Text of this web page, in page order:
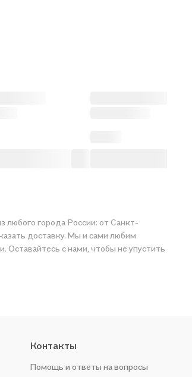
любого города России: от Санкт-
доставку. Мы и сами любим
Оставайтесь с нами, чтобы не упустить
Контакты
Помощь и ответы на вопросы